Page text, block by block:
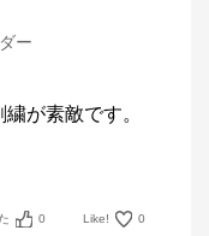
ー
が素敵です。
0 Like! 0